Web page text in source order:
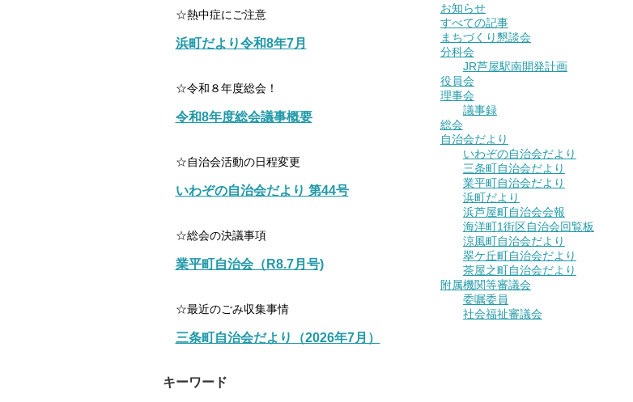
☆熱中症にご注意
浜町だより令和8年7月
☆令和８年度総会！
令和8年度総会議事概要
☆自治会活動の日程変更
いわぞの自治会だより 第44号
☆総会の決議事項
業平町自治会（R8.7月号)
☆最近のごみ収集事情
三条町自治会だより（2026年7月）
キーワード
お知らせ
すべての記事
まちづくり懇談会
分科会
JR芦屋駅南開発計画
役員会
理事会
議事録
総会
自治会だより
いわぞの自治会だより
三条町自治会だより
業平町自治会だより
浜町だより
浜芦屋町自治会会報
海洋町1街区自治会回覧板
涼風町自治会だより
翠ケ丘町自治会だより
茶屋之町自治会だより
附属機関等審議会
委嘱委員
社会福祉審議会